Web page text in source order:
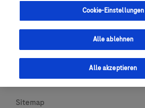
Cookie-Einstellungen
Urheberrecht
Newsletter abonnieren
Sitemap
Cookie-Einstellungen
Alle ablehnen
Alle akzeptieren